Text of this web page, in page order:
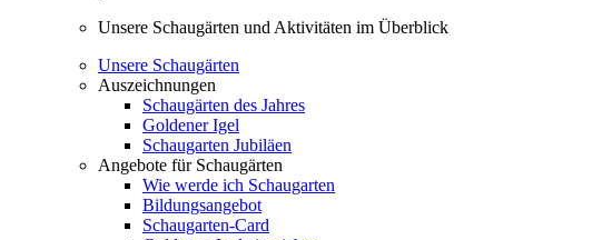
Unsere Schaugärten und Aktivitäten im Überblick
Unsere Schaugärten
Auszeichnungen
Schaugärten des Jahres
Goldener Igel
Schaugarten Jubiläen
Angebote für Schaugärten
Wie werde ich Schaugarten
Bildungsangebot
Schaugarten-Card